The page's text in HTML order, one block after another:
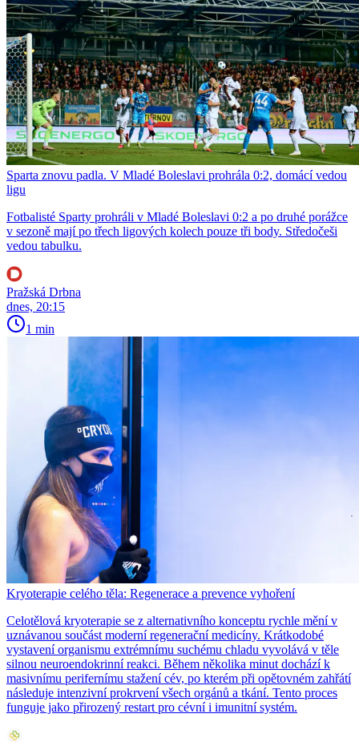
Sparta znovu padla. V Mladé Boleslavi prohrála 0:2, domácí vedou
ligu
Fotbalisté Sparty prohráli v Mladé Boleslavi 0:2 a po druhé porážce
v sezoně mají po třech ligových kolech pouze tři body. Středočeši
vedou tabulku.
Pražská Drbna
dnes, 20:15
1 min
Kryoterapie celého těla: Regenerace a prevence vyhoření
Celotělová kryoterapie se z alternativního konceptu rychle mění v
uznávanou součást moderní regenerační medicíny. Krátkodobé
vystavení organismu extrémnímu suchému chladu vyvolává v těle
silnou neuroendokrinní reakci. Během několika minut dochází k
masivnímu perifernímu stažení cév, po kterém při opětovném zahřátí
následuje intenzivní prokrvení všech orgánů a tkání. Tento proces
funguje jako přirozený restart pro cévní i imunitní systém.